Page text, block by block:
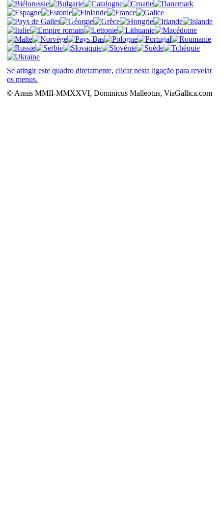
Se atingir este quadro diretamente, clicar nesta ligação para revelar
os menus.
© Annis MMII-MMXXVI, Dominicus Malleotus, ViaGallica.com